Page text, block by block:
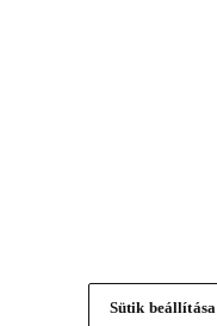
Sütik beállítása